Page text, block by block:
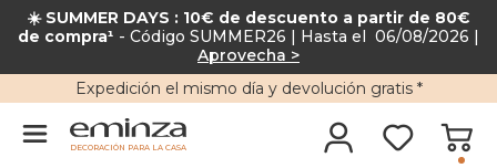
☀️ SUMMER DAYS : 10€ de descuento a partir de 80€
de compra¹ - Código SUMMER26 | Hasta el 06/08/2026 |
Aprovecha >
Expedición el mismo día y devolución gratis*
DECORACIÓN PARA LA CASA